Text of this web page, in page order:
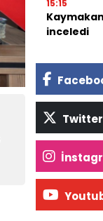
15:15
inceledi
Twitter